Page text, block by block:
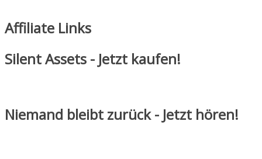
Affiliate Links
Silent Assets - Jetzt kaufen!
Niemand bleibt zurück - Jetzt hören!